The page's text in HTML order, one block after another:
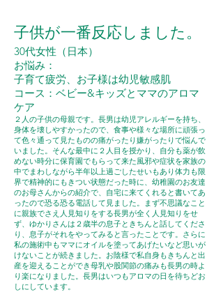
子供が一番反応しました。
30代女性（日本）
お悩み：
子育て疲労、お子様は幼児敏感肌
コース：ベビー&キッズとママのアロマ
ケア
２人の子供の母親です。長男は幼児アレルギーを持ち、
身体を壊しやすかったので、食事や様々な場所に頑張っ
て色々通って見たものの痛がったり嫌がったりで悩んで
いました。そんな最中に２人目を授かり、自分も薬が飲
めない時分に保育園でもらって来た風邪や症状を家族の
中でまわしながら半年以上過ごしたせいもあり体力も限
界で精神的にもきつい状態だった時に、幼稚園のお友達
のお母さんからの紹介で、自宅に来てくれると書いてあ
ったので恐る恐る電話して見ました。まず不思議なこと
に親族でさえ人見知りをする長男が全く人見知りをせ
ず、ゆかりさんは２歳半の息子ときちんと話してくださ
り、息子がそれをやってみると言ったことです。さらに
私の施術中もママにオイルを塗ってあげたいなど思いが
けないことが続きました。お陰様で私自身もきちんと出
産を迎えることができ母乳や股関節の痛みも長男の時よ
り楽になりました。長男はいつもアロマの日を待ちどお
しにしています。